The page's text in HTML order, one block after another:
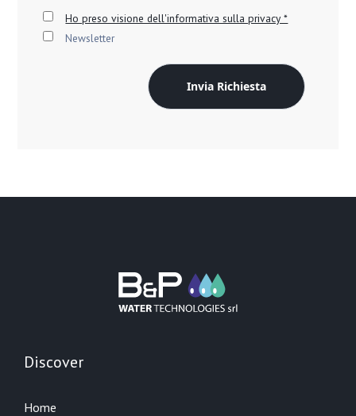
Ho preso visione dell'informativa sulla privacy *
Newsletter
Invia Richiesta
Discover
Home